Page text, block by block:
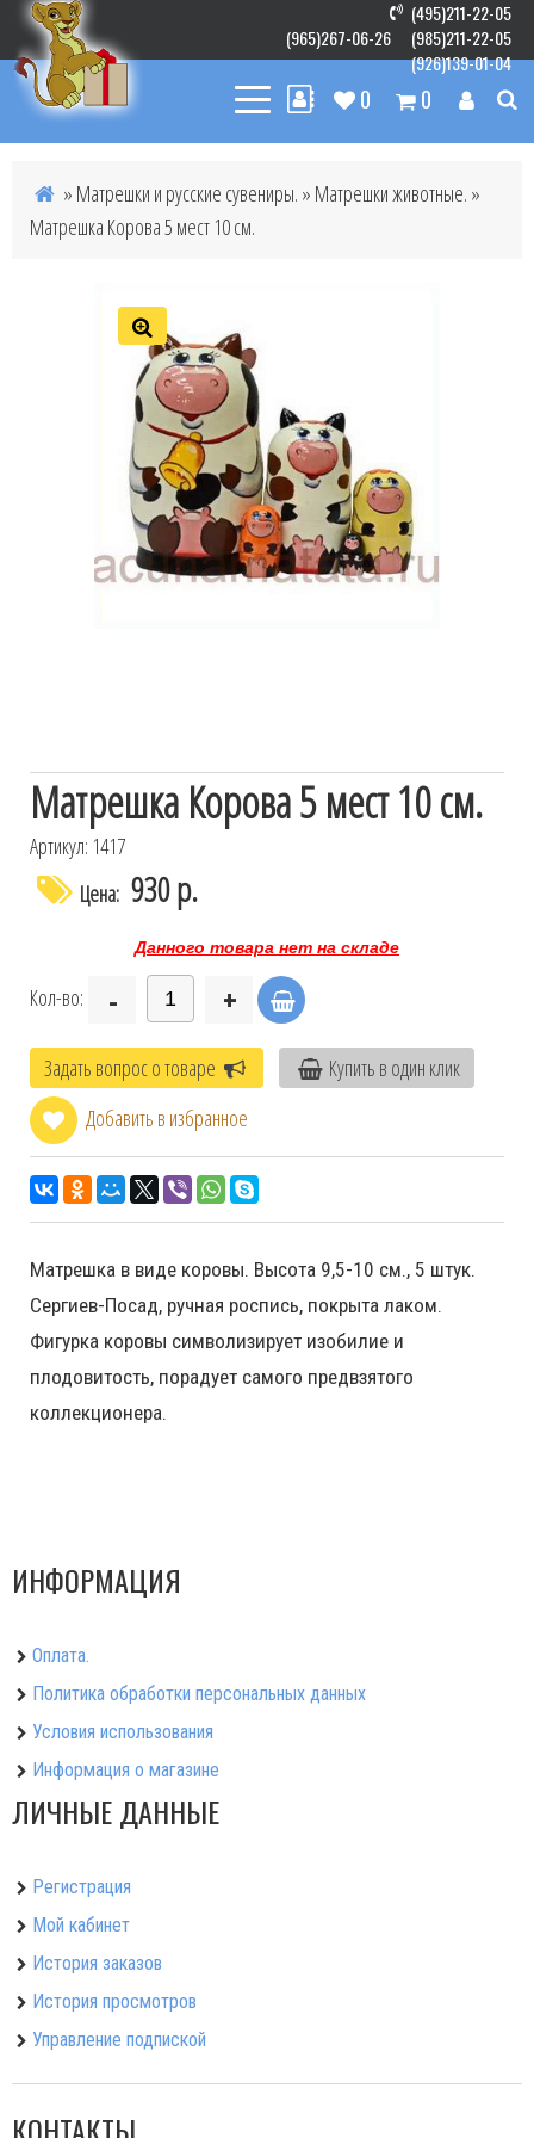
(495)211-22-05
(965)267-06-26
(985)211-22-05
(926)139-01-04
0 0
» Матрешки и русские сувениры. » Матрешки животные. »
Матрешка Корова 5 мест 10 см.
Матрешка Корова 5 мест 10 см.
Артикул: 1417
Цена: 930 р.
Данного товара нет на складе
Кол-во: - +
Задать вопрос о товаре
Купить в один клик
Добавить в избранное
Матрешка в виде коровы. Высота 9,5-10 см., 5 штук.
Сергиев-Посад, ручная роспись, покрыта лаком.
Фигурка коровы символизирует изобилие и
плодовитость, порадует самого предвзятого
коллекционера.
ИНФОРМАЦИЯ
Оплата.
Политика обработки персональных данных
Условия использования
Информация о магазине
ЛИЧНЫЕ ДАННЫЕ
Регистрация
Мой кабинет
История заказов
История просмотров
Управление подпиской